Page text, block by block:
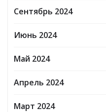
Сентябрь 2024
Июнь 2024
Май 2024
Апрель 2024
Март 2024